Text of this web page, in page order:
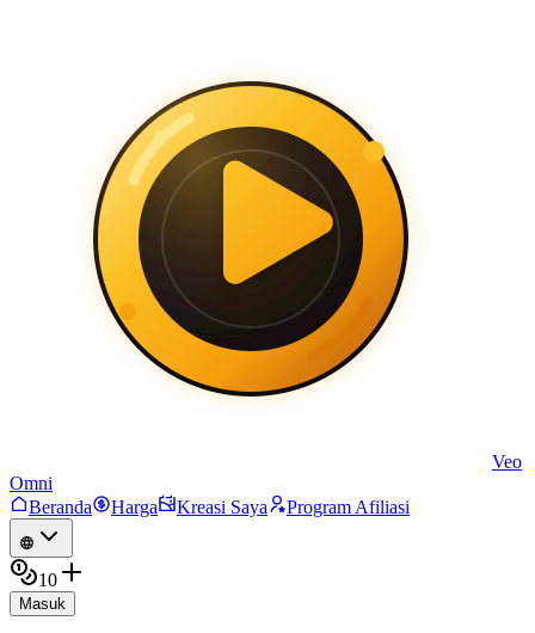
Veo
Omni
Beranda
Harga Kreasi Saya Program Afiliasi
10
Masuk